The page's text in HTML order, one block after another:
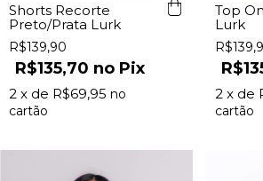
Shorts Recorte
Preto/Prata Lurk
R$139,90
R$135,70 Pix
2 x de R$69,95
Top
Lurk
2 x de